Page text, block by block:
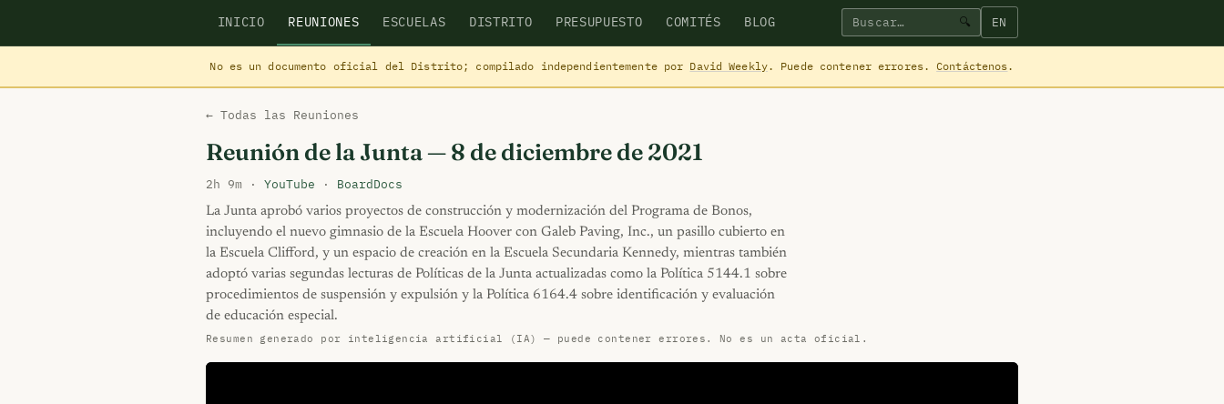
INICIO REUNIONES ESCUELAS DISTRITO PRESUPUESTO COMITÉS BLOG 🔍 EN
No es un documento oficial del Distrito; compilado independientemente por David Weekly. Puede contener errores. Contáctenos.
← Todas las Reuniones
Reunión de la Junta — 8 de diciembre de 2021
2h 9m · YouTube · BoardDocs
La Junta aprobó varios proyectos de construcción y modernización del Programa de Bonos,
incluyendo el nuevo gimnasio de la Escuela Hoover con Galeb Paving, Inc., un pasillo cubierto en
la Escuela Clifford, y un espacio de creación en la Escuela Secundaria Kennedy, mientras también
adoptó varias segundas lecturas de Políticas de la Junta actualizadas como la Política 5144.1 sobre
procedimientos de suspensión y expulsión y la Política 6164.4 sobre identificación y evaluación
de educación especial.
Resumen generado por inteligencia artificial (IA) — puede contener errores. No es un acta oficial.